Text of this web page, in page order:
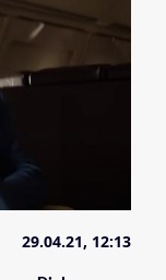
29.04.21, 12:13